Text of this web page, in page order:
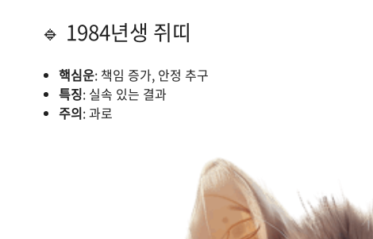
🔹 1984년생 쥐띠
핵심운: 책임 증가, 안정 추구
특징: 실속 있는 결과
주의: 과로